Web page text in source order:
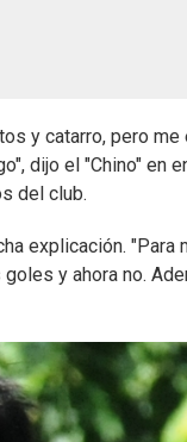
y catarro, pero
dijo el "Chino" en
del club.
explicación.
y ahora no.